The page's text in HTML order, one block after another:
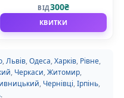
ВІД300₴
КВИТКИ
,Львів,Одеса,Харків, Рівне,
, Черкаси,Житомир,
, Чернівці,Ірпінь,
.